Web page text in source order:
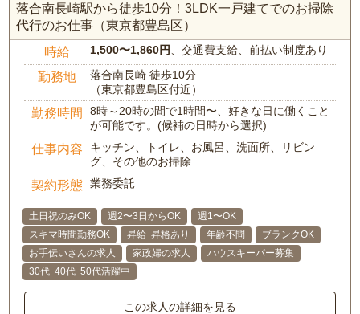
落合南長崎駅から徒歩10分！3LDK一戸建てでのお掃除
代行のお仕事（東京都豊島区）
時給 1,500〜1,860円 、交通費支給、前払い制度あり
勤務地
落合南長崎 徒歩10分
（東京都豊島区付近）
勤務時間
8時～20時の間で1時間〜、好きな日に働くこと
が可能です。(候補の日時から選択)
仕事内容
キッチン、トイレ、お風呂、洗面所、リビン
グ、その他のお掃除
契約形態 業務委託
土日祝のみOK 週2〜3日からOK
週1〜OK
スキマ時間勤務OK
昇給･昇格あり 年齢不問
ブランクOK
お手伝いさんの求人
家政婦の求人
ハウスキーパー募集
30代･40代･50代活躍中
この求人の詳細を見る